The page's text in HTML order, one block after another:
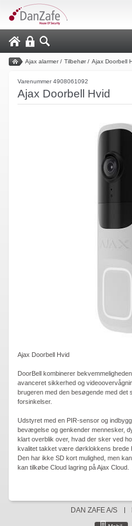
Ajax alarmer/ Tilbehør/ Ajax Doorbell
Varenummer 4908061092
Ajax Doorbell Hvid
Ajax Doorbell Hvid
DoorBell kombinerer
avanceret sikkerhed og
brugeren med den besøgende med det
forsinkelser.
Udstyret med en PIR-sensor og
bevægelse og genkender mennesker,
klart overblik over, hvad der sker ved
kvalitet takket være dørklokkens brede
Den har ikke SD kort mulighed, men
kan tilkøbe Cloud lagring på Ajax Cloud.
DAN ZAFE A/S